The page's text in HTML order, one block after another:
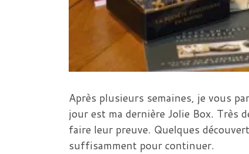
Après plusieurs semaines, je vous
jour est ma dernière Jolie Box. Très
faire leur preuve. Quelques
suffisamment pour continuer.